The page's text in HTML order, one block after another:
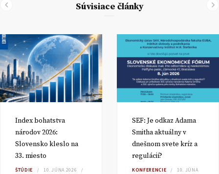
Súvisiace články
Index bohatstva
národov 2026:
Slovensko kleslo na
33. miesto
ŠTÚDIE 10. JÚNA 2026
SEF: Je odkaz Adama
Smitha aktuálny v
dnešnom svete kríz a
regulácií?
KONFERENCIE 10. JÚNA